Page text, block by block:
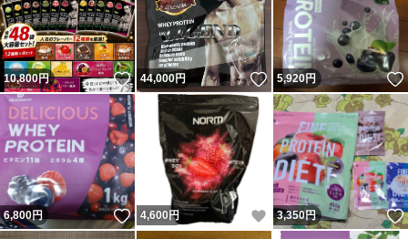
10,800円 いいね！
44,000円 いいね！
5,920円
6,800円 いいね！
4,600 円 いいね！
3,350円